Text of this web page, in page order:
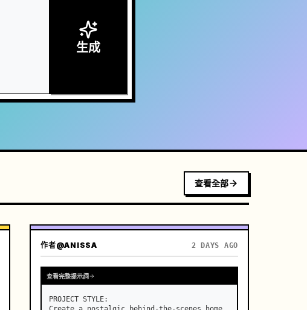
生成
查看全部
作者@ANISSA 2 DAYS AGO
查看完整提示詞
PROJECT STYLE: